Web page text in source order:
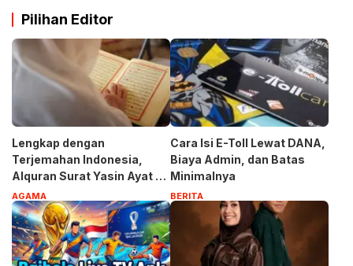
Pilihan Editor
Lengkap dengan
Terjemahan Indonesia,
Alquran Surat Yasin Ayat 1-
83
AGAMA
Cara Isi E-Toll Lewat DANA,
Biaya Admin, dan Batas
Minimalnya
BERITA